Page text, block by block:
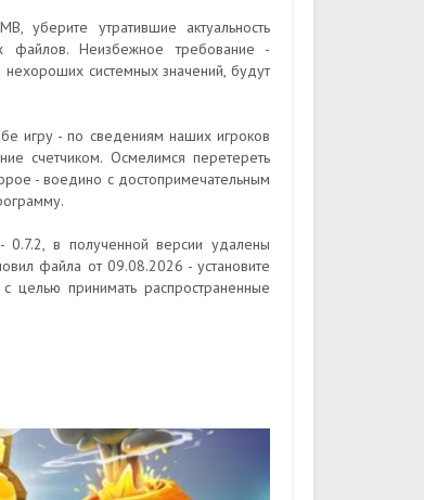
уберите утратившие актуальность
файлов. Неизбежное требование -
системных значений, будут
игру - по сведениям наших игроков
счетчиком. Осмелимся перетереть
- воедино с достопримечательным
в полученной версии удалены
файла от 09.08.2026 - установите
целью принимать распространенные